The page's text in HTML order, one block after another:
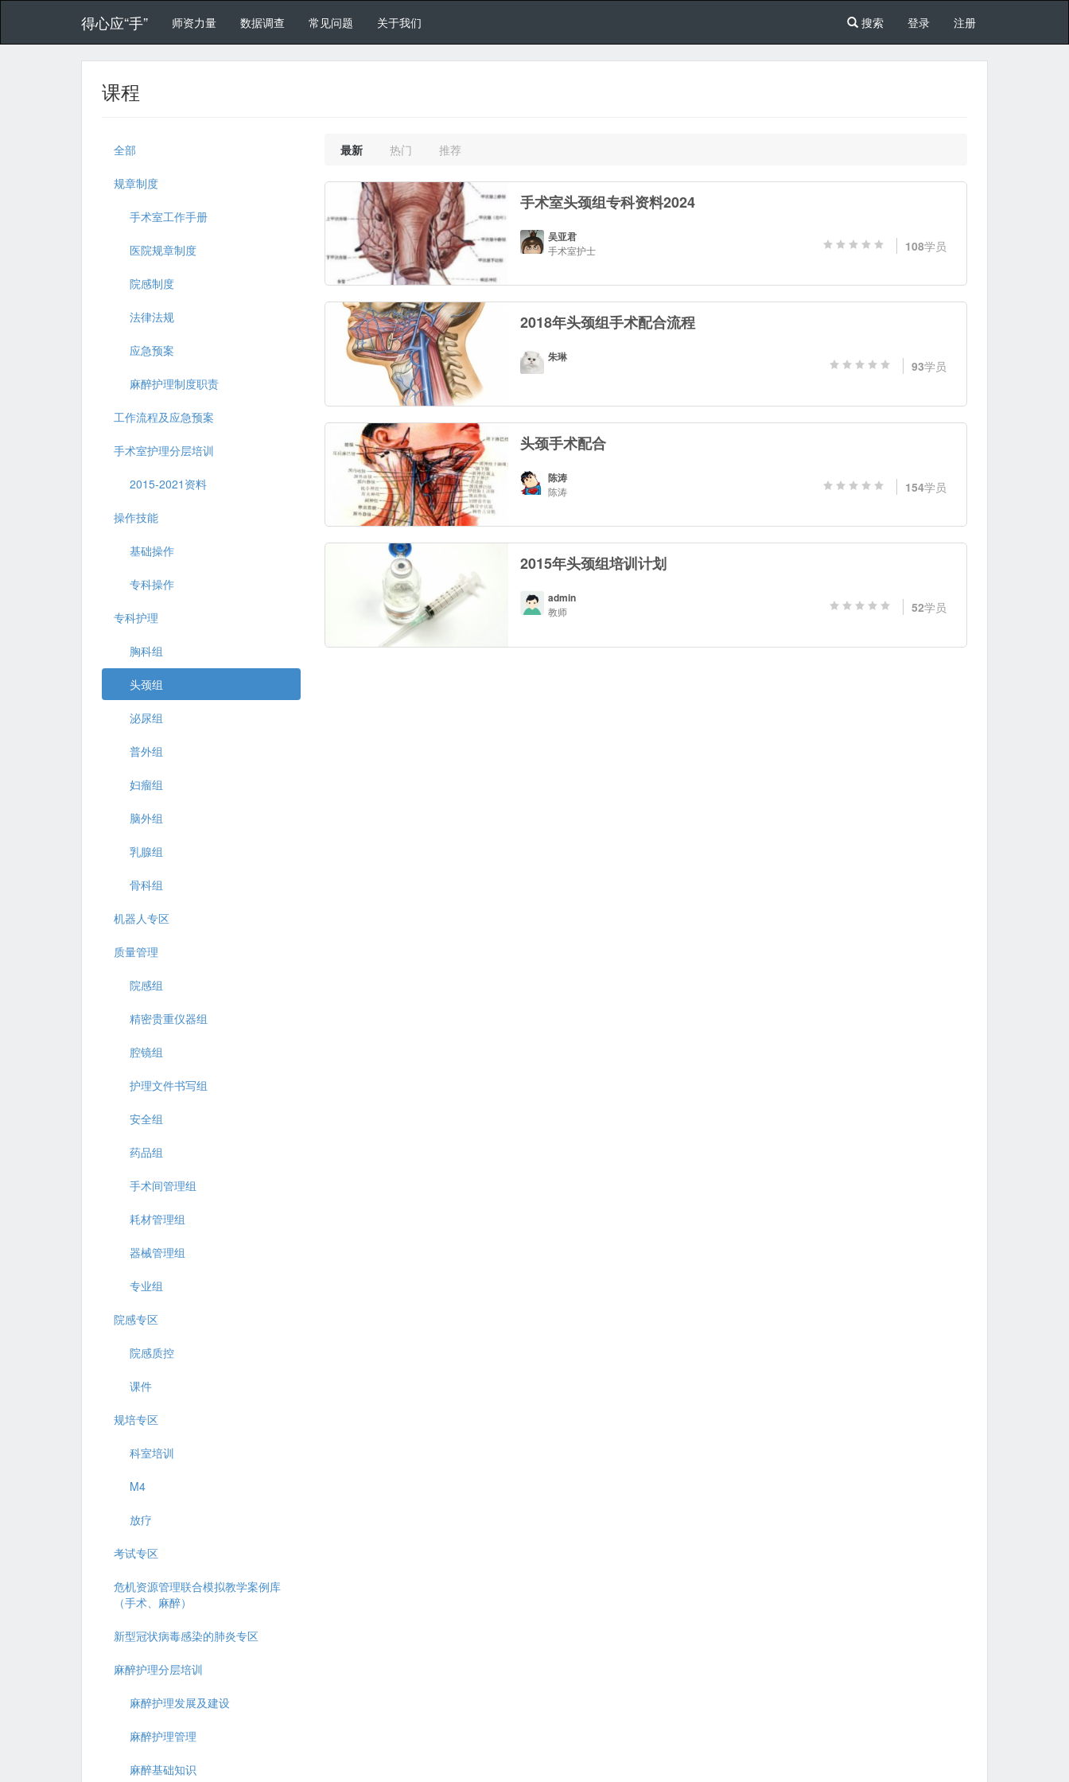
得心应“手” 师资力量 数据调查 常见问题 关于我们 搜索 登录 注册
课程
全部
规章制度
手术室工作手册
医院规章制度
院感制度
法律法规
应急预案
麻醉护理制度职责
工作流程及应急预案
手术室护理分层培训
2015-2021资料
操作技能
基础操作
专科操作
专科护理
胸科组
头颈组
泌尿组
普外组
妇瘤组
脑外组
乳腺组
骨科组
机器人专区
质量管理
院感组
精密贵重仪器组
腔镜组
护理文件书写组
安全组
药品组
手术间管理组
耗材管理组
器械管理组
专业组
院感专区
院感质控
课件
规培专区
科室培训
M4
放疗
考试专区
危机资源管理联合模拟教学案例库
（手术、麻醉）
新型冠状病毒感染的肺炎专区
麻醉护理分层培训
麻醉护理发展及建设
麻醉护理管理
麻醉基础知识
最新 热门 推荐
手术室头颈组专科资料2024
吴亚君
手术室护士 108学员
2018年头颈组手术配合流程
朱琳
93学员
头颈手术配合
陈涛
陈涛 154学员
2015年头颈组培训计划
admin
教师 52学员